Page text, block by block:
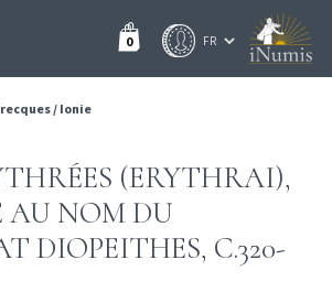
0
/ Ionie
(ERYTHRAI),
AU NOM DU
DIOPEITHES, C.320-